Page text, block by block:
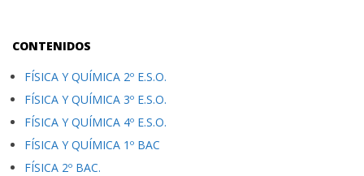
CONTENIDOS
FÍSICA Y QUÍMICA 2º E.S.O.
FÍSICA Y QUÍMICA 3º E.S.O.
FÍSICA Y QUÍMICA 4º E.S.O.
FÍSICA Y QUÍMICA 1º BAC
FÍSICA 2º BAC.